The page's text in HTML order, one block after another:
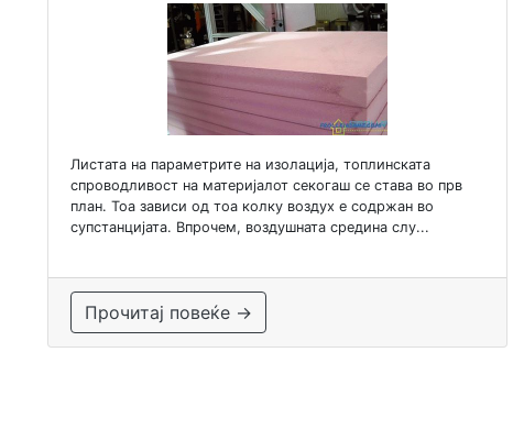
Листата на параметрите на изолација, топлинската
спроводливост на материјалот секогаш се става во прв
план. Тоа зависи од тоа колку воздух е содржан во
супстанцијата. Впрочем, воздушната средина слу...
Прочитај повеќе →